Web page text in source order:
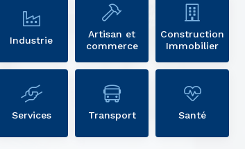
Industrie
Artisan et
commerce
Construction
Immobilier
Services Transport Santé